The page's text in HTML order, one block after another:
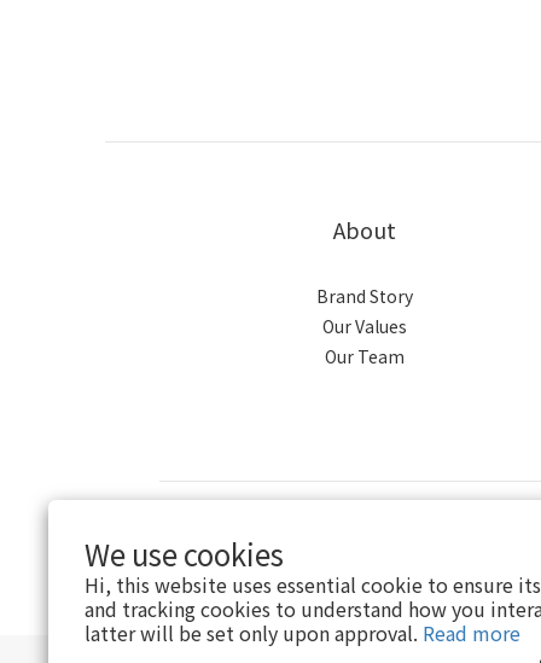
We use cookies
Hi, this website uses essential cookie to ensure
and tracking cookies to understand how you
latter will be set only upon approval. Read more
About
Brand Story
Our Values
Our Team